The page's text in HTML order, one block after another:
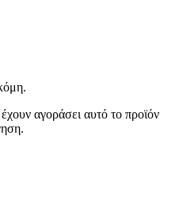
αγοράσει αυτό το προϊόν